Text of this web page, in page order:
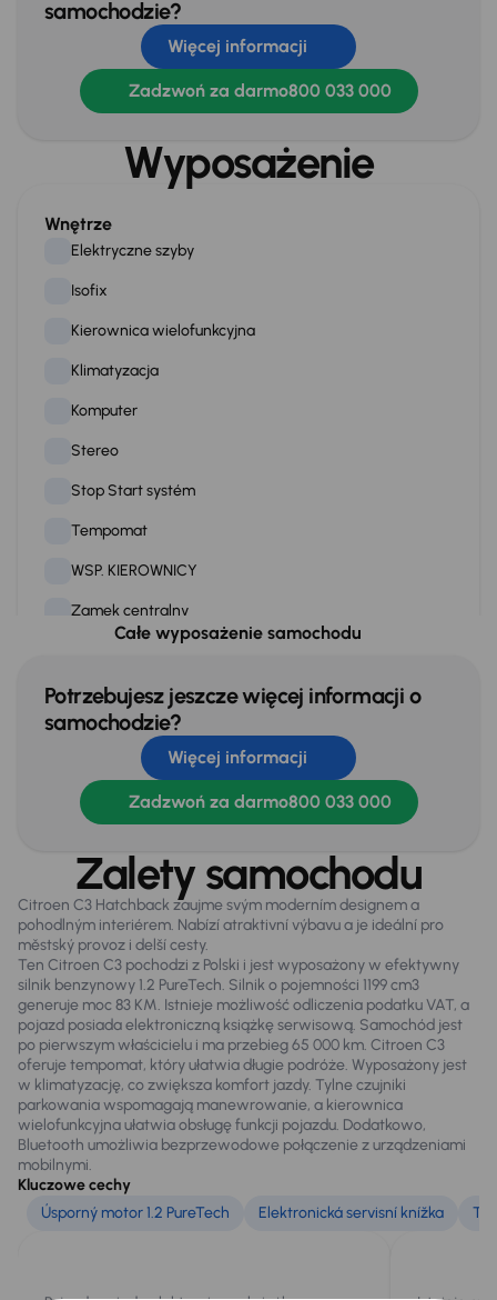
samochodzie?
Więcej informacji
Zadzwoń za darmo800 033 000
Wyposażenie
Wnętrze
Elektryczne szyby
Isofix
Kierownica wielofunkcyjna
Klimatyzacja
Komputer
Stereo
Stop Start systém
Tempomat
WSP. KIEROWNICY
Zamek centralny
Na zewnątrz
Światła przeciwmgielne
Extra
Kompresor -zestaw naprawczy
Tylne czujniki parkowania
Infotainment
Bluetooth
System sterowania głosem
Bezpieczeństwo
ABS
Airbag
Całe wyposażenie samochodu
Potrzebujesz jeszcze więcej informacji o
samochodzie?
Więcej informacji
Zadzwoń za darmo800 033 000
Zalety samochodu
Citroen C3 Hatchback zaujme svým moderním designem a
pohodlným interiérem. Nabízí atraktivní výbavu a je ideální pro
městský provoz i delší cesty.
Ten Citroen C3 pochodzi z Polski i jest wyposażony w efektywny
silnik benzynowy 1.2 PureTech. Silnik o pojemności 1199 cm3
generuje moc 83 KM. Istnieje możliwość odliczenia podatku VAT, a
pojazd posiada elektroniczną książkę serwisową. Samochód jest
po pierwszym właścicielu i ma przebieg 65 000 km. Citroen C3
oferuje tempomat, który ułatwia długie podróże. Wyposażony jest
w klimatyzację, co zwiększa komfort jazdy. Tylne czujniki
parkowania wspomagają manewrowanie, a kierownica
wielofunkcyjna ułatwia obsługę funkcji pojazdu. Dodatkowo,
Bluetooth umożliwia bezprzewodowe połączenie z urządzeniami
mobilnymi.
Kluczowe cechy
Úsporný motor 1.2 PureTech
Elektronická servisní knížka